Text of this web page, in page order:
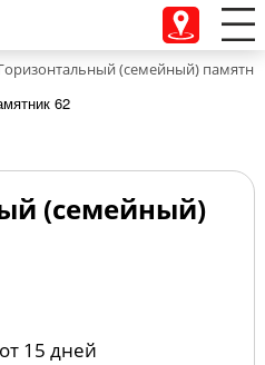
(семейный)
(семейный)
от 15 дней